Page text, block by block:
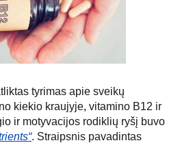
tyrimas apie sveikų
kiekio kraujyje, vitamino B12 ir
ir motyvacijos rodiklių ryšį buvo
. Straipsnis pavadintas